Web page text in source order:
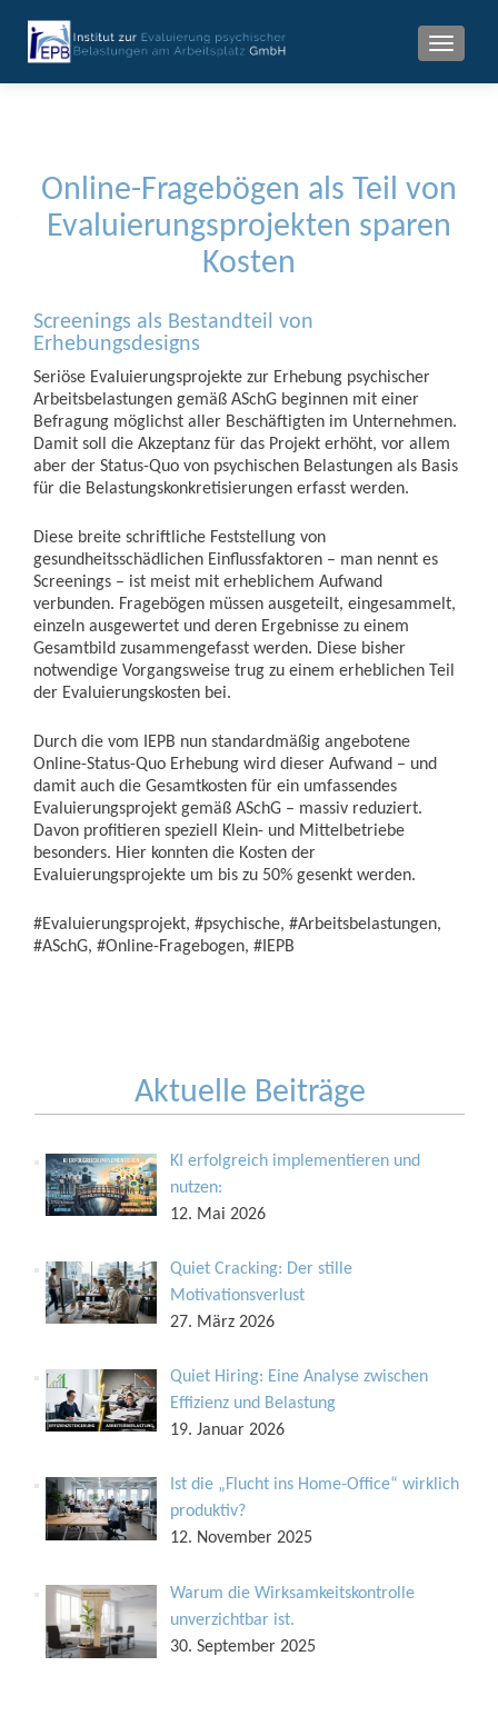
MENU
Online-Fragebögen als Teil von
Evaluierungsprojekten sparen
Kosten
Screenings als Bestandteil von
Erhebungsdesigns
Seriöse Evaluierungsprojekte zur Erhebung psychischer
Arbeitsbelastungen gemäß ASchG beginnen mit einer
Befragung möglichst aller Beschäftigten im Unternehmen.
Damit soll die Akzeptanz für das Projekt erhöht, vor allem
aber der Status-Quo von psychischen Belastungen als Basis
für die Belastungskonkretisierungen erfasst werden.
Diese breite schriftliche Feststellung von
gesundheitsschädlichen Einflussfaktoren – man nennt es
Screenings – ist meist mit erheblichem Aufwand
verbunden. Fragebögen müssen ausgeteilt, eingesammelt,
einzeln ausgewertet und deren Ergebnisse zu einem
Gesamtbild zusammengefasst werden. Diese bisher
notwendige Vorgangsweise trug zu einem erheblichen Teil
der Evaluierungskosten bei.
Durch die vom IEPB nun standardmäßig angebotene
Online-Status-Quo Erhebung wird dieser Aufwand – und
damit auch die Gesamtkosten für ein umfassendes
Evaluierungsprojekt gemäß ASchG – massiv reduziert.
Davon profitieren speziell Klein- und Mittelbetriebe
besonders. Hier konnten die Kosten der
Evaluierungsprojekte um bis zu 50% gesenkt werden.
#Evaluierungsprojekt, #psychische, #Arbeitsbelastungen,
#ASchG, #Online-Fragebogen, #IEPB
Aktuelle Beiträge
KI erfolgreich implementieren und
nutzen:
12. Mai 2026
Quiet Cracking: Der stille
Motivationsverlust
27. März 2026
Quiet Hiring: Eine Analyse zwischen
Effizienz und Belastung
19. Januar 2026
Ist die „Flucht ins Home-Office“ wirklich
produktiv?
12. November 2025
Warum die Wirksamkeitskontrolle
unverzichtbar ist.
30. September 2025